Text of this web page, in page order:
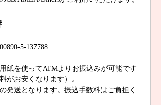
5-137788
紙を使ってATMよりお振込みが可能です
がお安くなります）。
発送となります。振込手数料はご負担く